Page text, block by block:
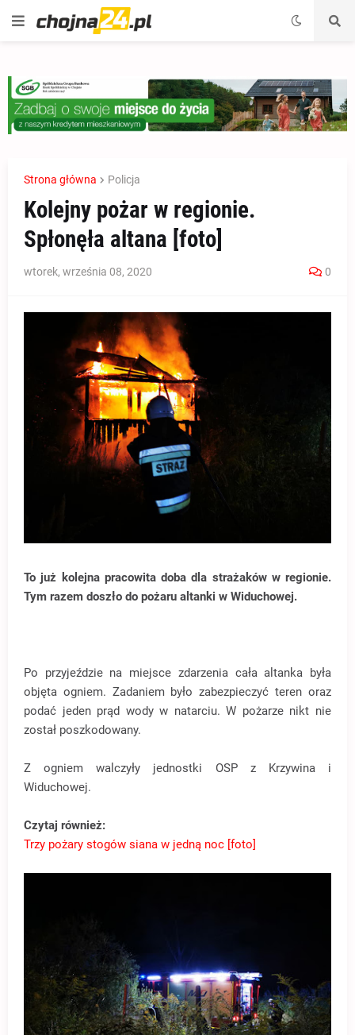
Strona główna Policja
Kolejny pożar w regionie.
Spłonęła altana [foto]
wtorek, września 08, 2020 0
To już kolejna pracowita doba dla strażaków w regionie.
Tym razem doszło do pożaru altanki w Widuchowej.
Po przyjeździe na miejsce zdarzenia cała altanka była
objęta ogniem. Zadaniem było zabezpieczyć teren oraz
podać jeden prąd wody w natarciu. W pożarze nikt nie
został poszkodowany.
Z ogniem walczyły jednostki OSP z Krzywina i
Widuchowej.
Czytaj również:
Trzy pożary stogów siana w jedną noc [foto]